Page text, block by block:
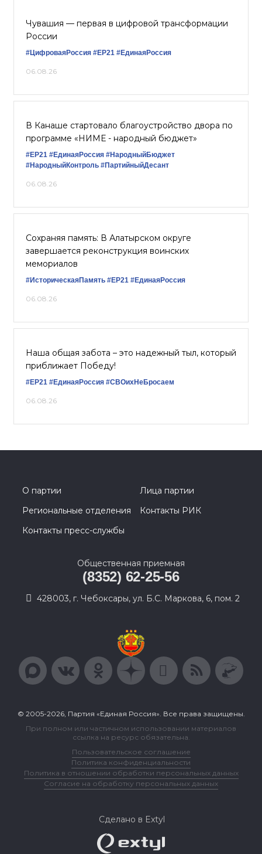
Чувашия — первая в цифровой трансформации
России
#ЦифроваяРоссия #ЕР21 #ЕдинаяРоссия
06.08.26
В Канаше стартовало благоустройство двора по
программе «НИМЕ - народный бюджет»
#ЕР21 #ЕдинаяРоссия #НародныйБюджет
#НародныйКонтроль #ПартийныйДесант
06.08.26
Сохраняя память: В Алатырском округе
завершается реконструкция воинских
мемориалов
#ИсторическаяПамять #ЕР21 #ЕдинаяРоссия
06.08.26
Наша общая забота – это надежный тыл, который
приближает Победу!
#ЕР21 #ЕдинаяРоссия #СВОихНеБросаем
06.08.26
О партии
Лица партии
Региональные отделения
Контакты РИК
Контакты пресс-службы
Общественная приемная
(8352) 62-25-56
428003, г. Чебоксары, ул. Б.С. Маркова, 6, пом. 2
© 2005-2026, Партия «Единая Россия». Все права защищены.
При полном или частичном использовании материалов
ссылка на ресурс обязательна.
Пользовательское соглашение
Политика конфиденциальности
Политика в отношении обработки персональных данных
Согласие на обработку персональных данных
Сделано в Extyl